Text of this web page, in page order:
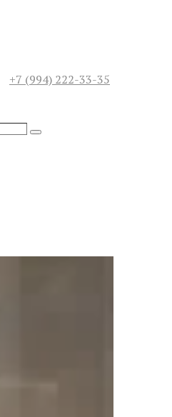
+7 (994) 222-33-35
Search